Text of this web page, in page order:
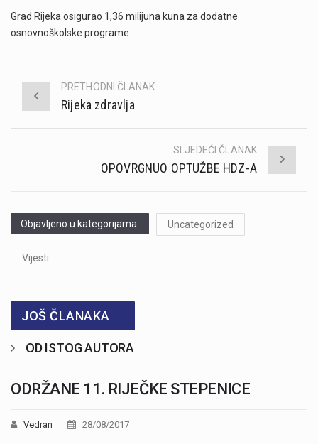
Grad Rijeka osigurao 1,36 milijuna kuna za dodatne
osnovnoškolske programe
Post
navigation
PRETHODNI ČLANAK
Rijeka zdravlja
SLJEDEĆI ČLANAK
OPOVRGNUO OPTUŽBE HDZ-A
Objavljeno u kategorijama: Uncategorized
Vijesti
JOŠ ČLANAKA
OD ISTOG AUTORA
ODRŽANE 11. RIJEČKE STEPENICE
Vedran 28/08/2017